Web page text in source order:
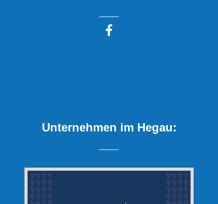
Unternehmen im Hegau: